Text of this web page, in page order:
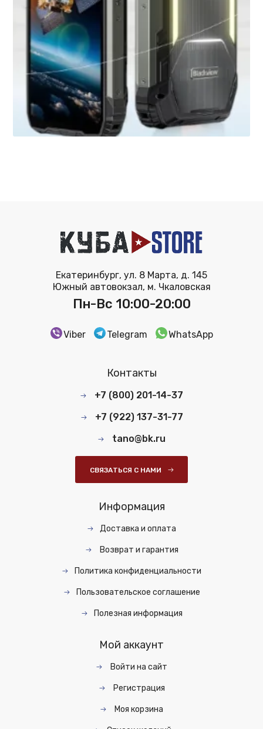
Екатеринбург, ул. 8 Марта, д. 145
Южный автовокзал, м. Чкаловская
Пн-Вс 10:00-20:00
Viber Telegram WhatsApp
Контакты
+7 (800) 201-14-37
+7 (922) 137-31-77
tano@bk.ru
СВЯЗАТЬСЯ С НАМИ
Информация
Доставка и оплата
Возврат и гарантия
Политика конфиденциальности
Пользовательское соглашение
Полезная информация
Мой аккаунт
Войти на сайт
Регистрация
Моя корзина